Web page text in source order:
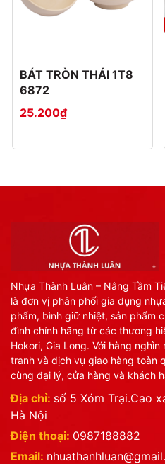
BÁT TRÒN THÁI 1T8
6872
25.200₫
Nhựa Thành Luân – Nâng Tầm
là đơn vị phân phối gia dụng
phẩm, bình giữ nhiệt, sản phẩm
đình chính hãng từ các thương
Hokori, Gia Long. Với hàng
tranh và dịch vụ giao hàng toàn
cùng đại lý, cửa hàng và khách
Địa chỉ: số 5 Xóm Trại.Cao
Hà Nội
Điện thoại: 0987188882
Email: